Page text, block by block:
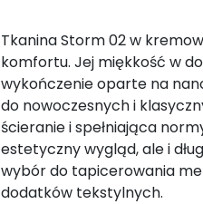
Tkanina Storm 02 w
komfortu. Jej miękkość w
wykończenie oparte na
do nowoczesnych i
ścieranie i spełniająca
estetyczny wygląd, ale i
wybór do tapicerowania
dodatków tekstylnych.